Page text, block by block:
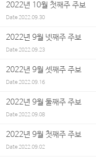
2022년 10월 첫째주 주보
Date2022.09.30
2022년 9월 넷째주 주보
Date2022.09.23
2022년 9월 셋째주 주보
Date2022.09.16
2022년 9월 둘째주 주보
Date2022.09.08
2022년 9월 첫째주 주보
Date2022.09.02